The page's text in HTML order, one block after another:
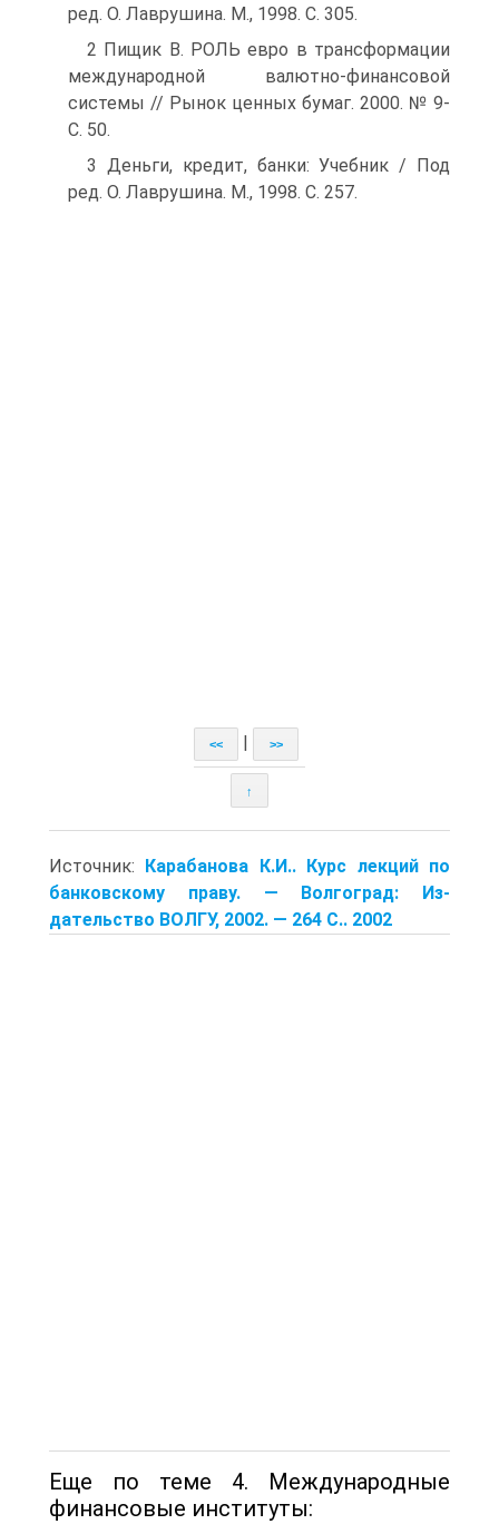
ред. О. Лаврушина. М., 1998. С. 305.
2 Пищик В. РОЛЬ евро в трансформации
международной валютно-финансовой
системы // Рынок ценных бумаг. 2000. № 9-
С. 50.
3 Деньги, кредит, банки: Учебник / Под
ред. О. Лаврушина. М., 1998. С. 257.
<< >>
↑
Источник: Карабанова К.И.. Курс лекций по
банковскому праву. — Волгоград: Из-
дательство ВОЛГУ, 2002. — 264 С.. 2002
Еще по теме 4. Международные
финансовые институты: